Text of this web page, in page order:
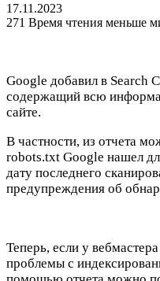
17.11.2023
271 Время чтения меньше
Google добавил в Search
содержащий всю
сайте.
В частности, из отчета
robots.txt Google нашел
дату последнего
предупреждения об
Теперь, если у
проблемы с